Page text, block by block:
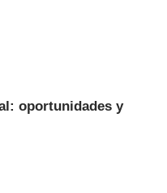
oportunidades y